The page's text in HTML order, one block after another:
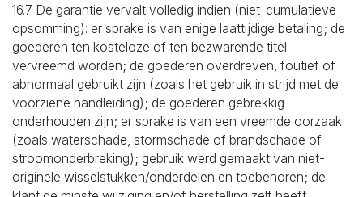
16.7 De garantie vervalt volledig indien (niet-cumulatieve
opsomming): er sprake is van enige laattijdige betaling; de
goederen ten kosteloze of ten bezwarende titel
vervreemd worden; de goederen overdreven, foutief of
abnormaal gebruikt zijn (zoals het gebruik in strijd met de
voorziene handleiding); de goederen gebrekkig
onderhouden zijn; er sprake is van een vreemde oorzaak
(zoals waterschade, stormschade of brandschade of
stroomonderbreking); gebruik werd gemaakt van niet-
originele wisselstukken/onderdelen en toebehoren; de